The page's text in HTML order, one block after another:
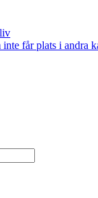
inte får plats i andra